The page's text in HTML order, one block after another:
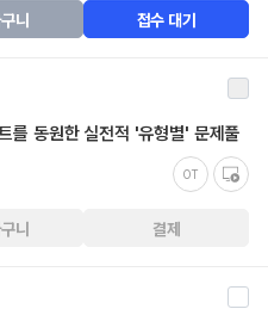
니 접수 대기
동원한 실전적 '유형별' 문제풀
OT
니 결제